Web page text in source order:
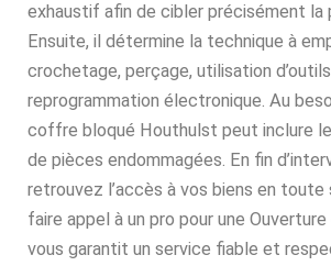
exhaustif afin de cibler précisément la
Ensuite, il détermine la technique à
crochetage, perçage, utilisation
reprogrammation électronique. Au
coffre bloqué Houthulst peut inclure
de pièces endommagées. En fin
retrouvez l’accès à vos biens en toute
faire appel à un pro pour une
vous garantit un service fiable et